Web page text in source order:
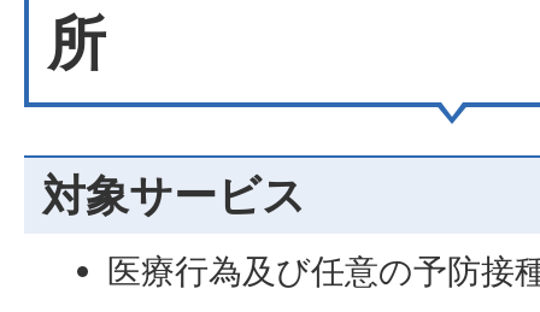
所
対象サービス
医療行為及び任意の予防接